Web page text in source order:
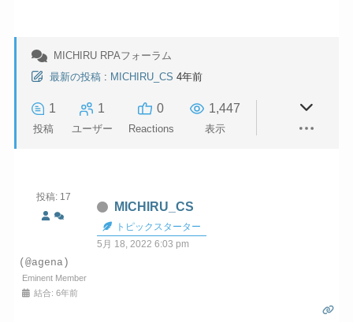
MICHIRU RPAフォーラム
最新の投稿 : MICHIRU_CS 4年前
1
投稿
1
ユーザー
0
Reactions
1,447
表示
投稿: 17
MICHIRU_CS
トピックスターター
5月 18, 2022 6:03 pm
(@agena)
Eminent Member
結合: 6年前